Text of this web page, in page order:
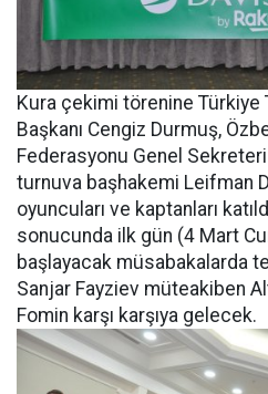
Kura çekimi törenine Türkiye
Başkanı Cengiz Durmuş,
Federasyonu Genel
turnuva başhakemi Leifman
oyuncuları ve kaptanları
sonucunda ilk gün (4 Mart
başlayacak müsabakalarda
Sanjar Fayziev müteakiben
Fomin karşı karşıya gelecek.